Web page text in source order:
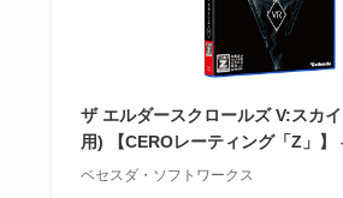
ザ エルダースクロールズ V:スカ
用) 【CEROレーティング「Z」】
ベセスダ・ソフトワークス